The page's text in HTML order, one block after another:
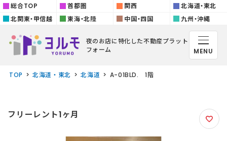
総合TOP 首都圏 関西
北海道・東北
北関東・甲信越
東海・北陸 中国・四国 九州・沖縄
夜のお店に特化した不動産プラット
フォーム
MENU
TOP 北海道・東北 北海道 A-01BLD. 1階
フリーレント1ヶ月